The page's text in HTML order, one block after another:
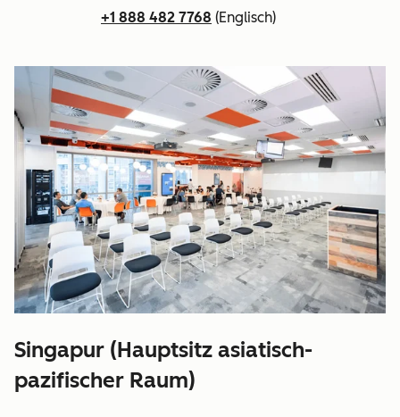
+1 888 482 7768 (Englisch)
Singapur (Hauptsitz asiatisch-
pazifischer Raum)